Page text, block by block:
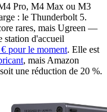
Pro, M4 Max ou M3
: le Thunderbolt 5.
rares, mais Ugreen —
station d'accueil
pour le moment. Elle est
, mais Amazon
une réduction de 20 %.